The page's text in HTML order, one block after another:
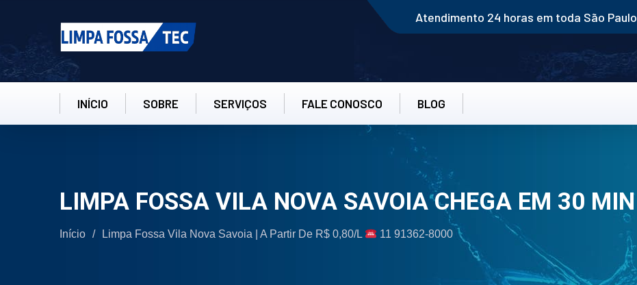
Atendimento 24 horas em toda São Paulo
INÍCIO SOBRE SERVIÇOS FALE CONOSCO BLOG
LIMPA FOSSA VILA NOVA SAVOIA CHEGA EM 30 MIN
Início / Limpa Fossa Vila Nova Savoia | A Partir De R$ 0,80/L 11 91362-8000